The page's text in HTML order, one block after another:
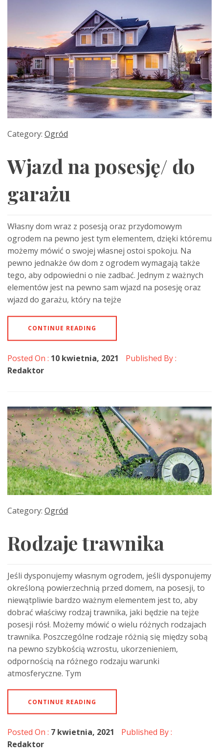
Category: Ogród
Wjazd na posesję/ do
garażu
Własny dom wraz z posesją oraz przydomowym
ogrodem na pewno jest tym elementem, dzięki któremu
możemy mówić o swojej własnej ostoi spokoju. Na
pewno jednakże ów dom z ogrodem wymagają także
tego, aby odpowiedni o nie zadbać. Jednym z ważnych
elementów jest na pewno sam wjazd na posesję oraz
wjazd do garażu, który na tejże
CONTINUE READING
Posted On : 10 kwietnia, 2021
Published By :
Redaktor
Category: Ogród
Rodzaje trawnika
Jeśli dysponujemy własnym ogrodem, jeśli dysponujemy
określoną powierzechnią przed domem, na posesji, to
niewątpliwie bardzo ważnym elementem jest to, aby
dobrać właściwy rodzaj trawnika, jaki będzie na tejże
posesji rósł. Możemy mówić o wielu różnych rodzajach
trawnika. Poszczególne rodzaje różnią się między sobą
na pewno szybkością wzrostu, ukorzenieniem,
odpornością na różnego rodzaju warunki
atmosferyczne. Tym
CONTINUE READING
Posted On : 7 kwietnia, 2021
Published By :
Redaktor